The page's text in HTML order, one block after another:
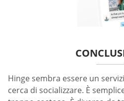
Hinge sembra essere un
cerca di socializzare. È